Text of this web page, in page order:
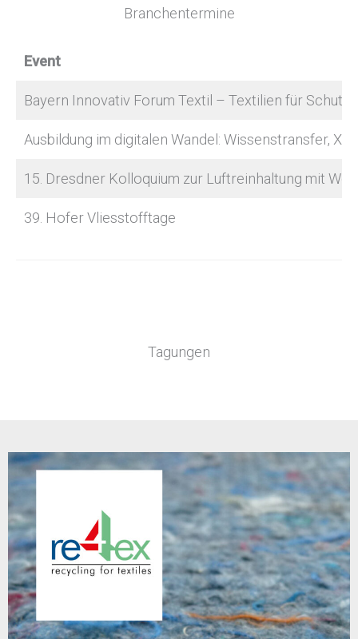
Branchentermine
Event
Bayern Innovativ Forum Textil – Textilien für Schutz
Ausbildung im digitalen Wandel: Wissenstransfer, XR
15. Dresdner Kolloquium zur Luftreinhaltung mit
39. Hofer Vliesstofftage
Tagungen